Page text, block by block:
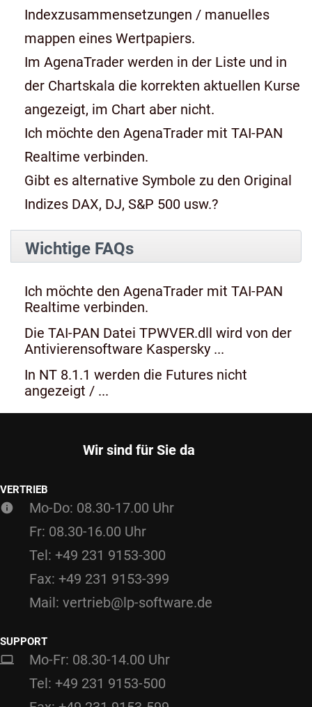
Indexzusammensetzungen / manuelles
mappen eines Wertpapiers.
Im AgenaTrader werden in der Liste und in
der Chartskala die korrekten aktuellen Kurse
angezeigt, im Chart aber nicht.
Ich möchte den AgenaTrader mit TAI-PAN
Realtime verbinden.
Gibt es alternative Symbole zu den Original
Indizes DAX, DJ, S&P 500 usw.?
Wichtige FAQs
Ich möchte den AgenaTrader mit TAI-PAN
Realtime verbinden.
Die TAI-PAN Datei TPWVER.dll wird von der
Antivierensoftware Kaspersky ...
In NT 8.1.1 werden die Futures nicht
angezeigt / ...
Wir sind für Sie da
VERTRIEB
Mo-Do: 08.30-17.00 Uhr
Fr: 08.30-16.00 Uhr
Tel: +49 231 9153-300
Fax: +49 231 9153-399
Mail: vertrieb@lp-software.de
SUPPORT
Mo-Fr: 08.30-14.00 Uhr
Tel: +49 231 9153-500